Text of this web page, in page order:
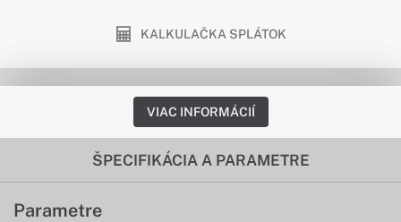
KALKULAČKA SPLÁTOK
VIAC INFORMÁCIÍ
ŠPECIFIKÁCIA A PARAMETRE
Parametre